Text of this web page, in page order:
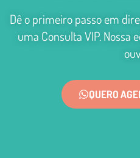
Dê o primeiro passo em
uma Consulta VIP. Nossa
QUERO